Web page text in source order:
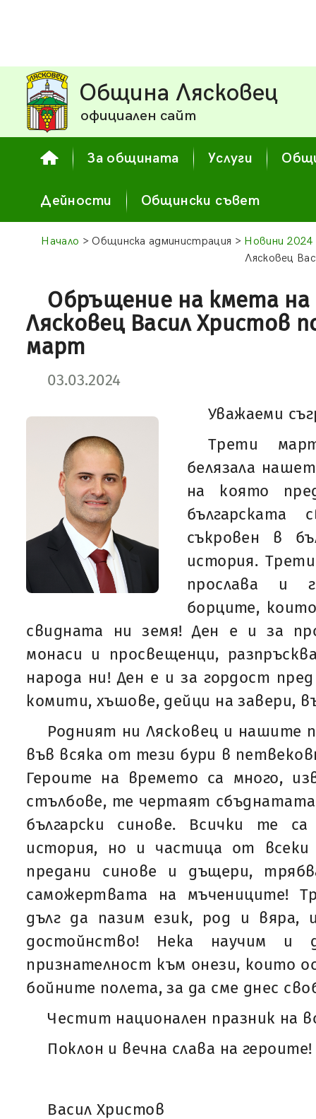
Община Лясковец
официален сайт
За общината Услуги
Дейности Общински съвет
Начало > Общинска администрация > Новини 2024
Лясковец
Обръщение на кмета
Лясковец Васил Христов
март
03.03.2024
Уважаеми
Трети
белязала
на която
съкровен в
история.
прослава и
борците,
свидната ни земя! Ден е и за
монаси и просвещенци,
народа ни! Ден е и за гордост
комити, хъшове, дейци на завери,
Родният ни Лясковец и нашите
във всяка от тези бури в
Героите на времето са много,
стълбове, те чертаят
български синове. Всички те
история, но и частица от
предани синове и дъщери,
саможертвата на мъчениците!
дълг да пазим език, род и
достойнство! Нека научим
признателност към онези, които
бойните полета, за да сме днес
Честит национален празник на
Поклон и вечна слава на героите!
Васил Христов